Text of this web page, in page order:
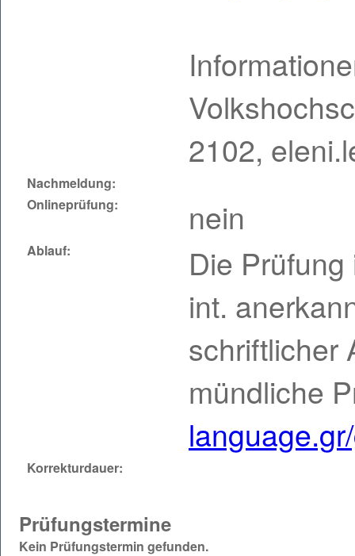
2102,
Nachmeldung:
Onlineprüfung:
nein
Ablauf:
Die
int.
schriftlicher
mündliche
Korrekturdauer:
Prüfungstermine
Kein Prüfungstermin gefunden.